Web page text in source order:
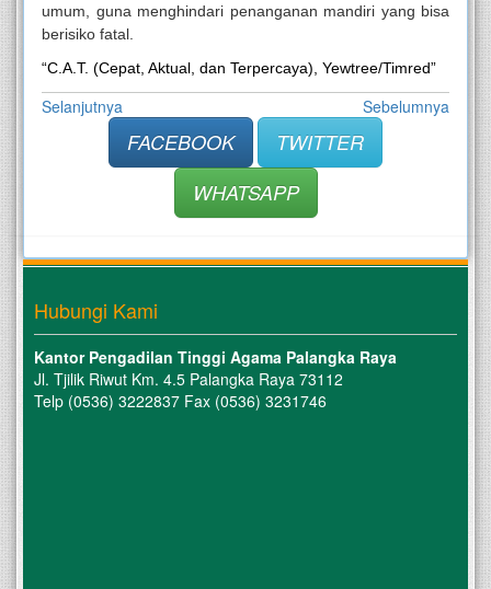
umum, guna menghindari penanganan mandiri yang bisa
berisiko fatal.
“C.A.T. (Cepat, Aktual, dan Terpercaya), Yewtree/Timred”
Selanjutnya Sebelumnya
FACEBOOK
TWITTER
WHATSAPP
Hubungi Kami
Kantor Pengadilan Tinggi Agama Palangka Raya
Jl. Tjilik Riwut Km. 4.5 Palangka Raya 73112
Telp (0536) 3222837 Fax (0536) 3231746